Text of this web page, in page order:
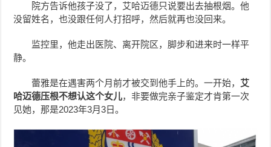
院方告诉他孩子没了，艾哈迈德只说要出去抽根烟。他
没留姓名，也没跟任何人打招呼，然后就再也没回来。
监控里，他走出医院、离开院区，脚步和进来时一样平
静。
蕾雅是在遇害两个月前才被交到他手上的。一开始， 艾
哈迈德压根不想认这个女儿，非要做完亲子鉴定才肯第一次
见她，那是2023年3月3日。